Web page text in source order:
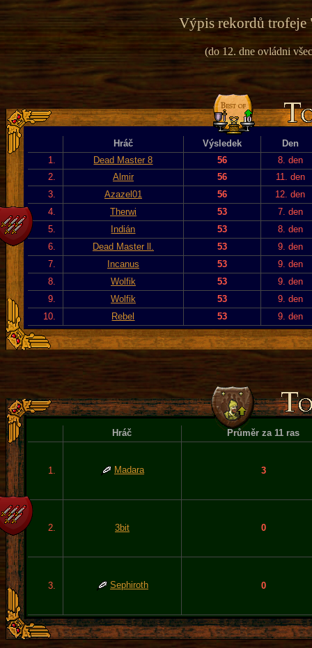
Výpis rekordů trofeje
(do 12. dne ovládni
Hráč Výsledek
Den
1.
Dead Master 8 56
8. den
2.
Almir 56
11. den
3.
Azazel01 56
12. den
4.
Therwi 53
7. den
5.
Indián 53
8. den
6.
Dead Master ll. 53
9. den
7.
Incanus 53
9. den
8.
Wolfik 53
9. den
9.
Wolfik 53
9. den
10.
Rebel 53 9. den
Hráč Průměr za 11 ras
1. Madara 3
2. 3bit 0
3. Sephiroth 0